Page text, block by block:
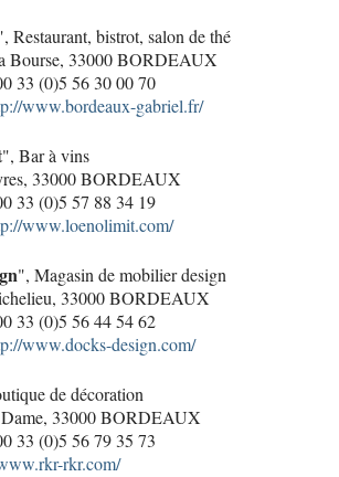
Restaurant, bistrot, salon de thé
Bourse, 33000 BORDEAUX
33 (0)5 56 30 00 70
www.bordeaux-gabriel.fr/
", Bar à vins
33000 BORDEAUX
33 (0)5 57 88 34 19
www.loenolimit.com/
", Magasin de mobilier design
33000 BORDEAUX
33 (0)5 56 44 54 62
www.docks-design.com/
de décoration
33000 BORDEAUX
33 (0)5 56 79 35 73
rkr.com/